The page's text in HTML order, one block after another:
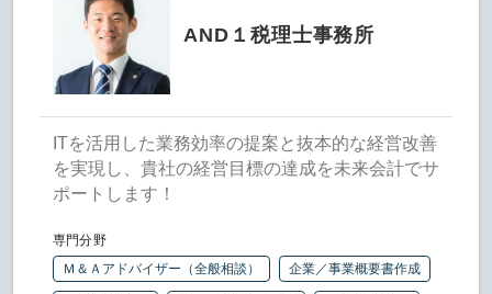
AND１税理士事務所
ITを活用した業務効率の提案と抜本的な経営改善
を実現し、貴社の経営目標の達成を未来会計でサ
ポートします！
専門分野
Ｍ＆Ａアドバイザー（全般相談）
企業／事業概要書作成